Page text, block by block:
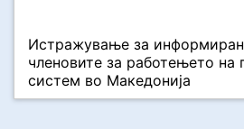
Истражување за
членовите за работењето на
систем во Македонија